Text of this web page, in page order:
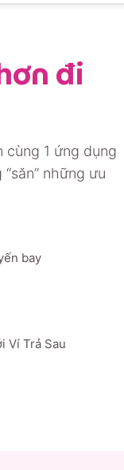
đi
cùng 1 ứng dụng
những ưu
bay
Ví Trả Sau